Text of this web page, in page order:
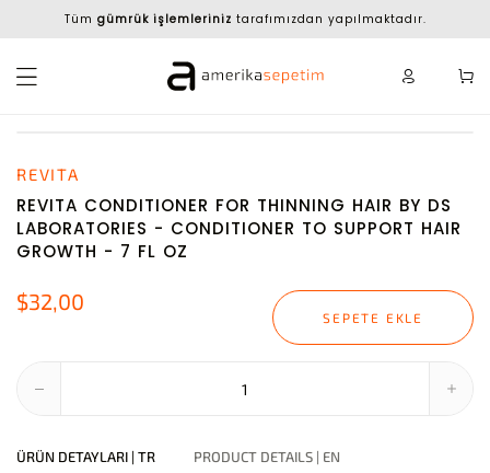
Tüm gümrük işlemleriniz tarafımızdan yapılmaktadır.
REVITA
REVITA CONDITIONER FOR THINNING HAIR BY DS
LABORATORIES - CONDITIONER TO SUPPORT HAIR
GROWTH - 7 FL OZ
$32,00
SEPETE EKLE
ÜRÜN DETAYLARI | TR PRODUCT DETAILS | EN